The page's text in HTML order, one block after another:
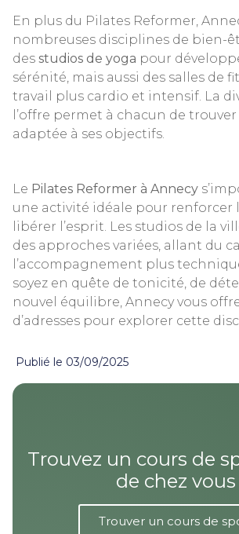
En plus du Pilates Reformer,
nombreuses disciplines de bien-
des studios de yoga pour
sérénité, mais aussi des salles de
travail plus cardio et intensif. La
l’offre permet à chacun de
adaptée à ses objectifs.
Le Pilates Reformer à Annecy
une activité idéale pour renforcer
libérer l’esprit. Les studios de la
des approches variées, allant du
l’accompagnement plus
soyez en quête de tonicité, de
nouvel équilibre, Annecy vous
d’adresses pour explorer cette
Publié le 03/09/2025
Trouvez un cours de
de chez vous
Trouver un cours de